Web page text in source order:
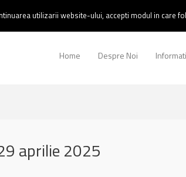
Home Despre Noi
aprilie 2025
utilizarii website-ului, accepti modul in care